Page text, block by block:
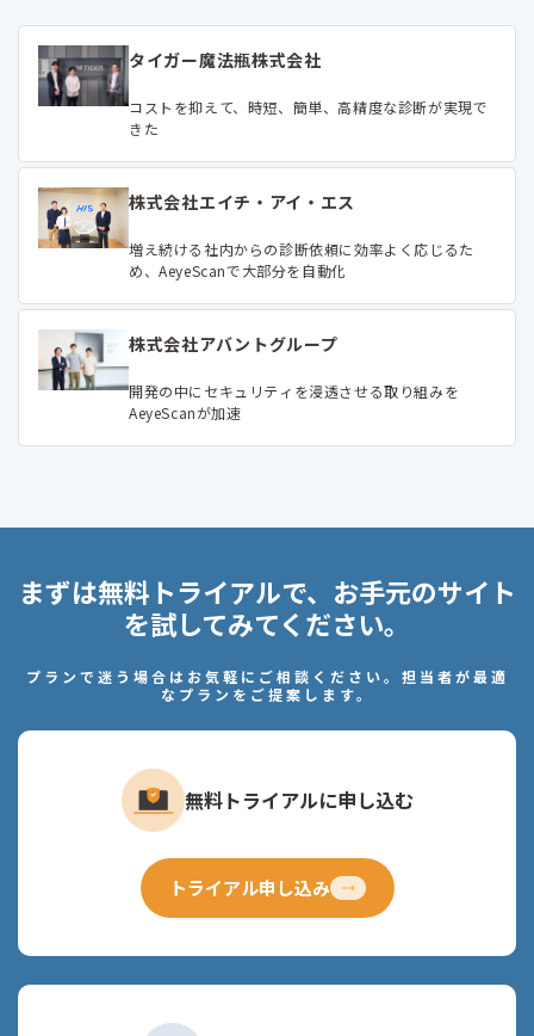
タイガー魔法瓶株式会社
コストを抑えて、時短、簡単、高精度な診断が実現で
きた
株式会社エイチ・アイ・エス
増え続ける社内からの診断依頼に効率よく応じるた
め、AeyeScanで大部分を自動化
株式会社アバントグループ
開発の中にセキュリティを浸透させる取り組みを
AeyeScanが加速
まずは無料トライアルで、お手元のサイト
を試してみてください。
プランで迷う場合はお気軽にご相談ください。担当者が最適
なプランをご提案します。
無料トライアルに申し込む
トライアル申し込み